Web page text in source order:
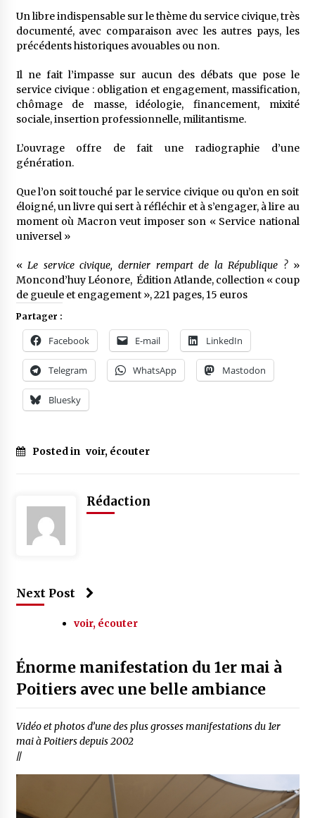
Un libre indispensable sur le thème du service civique, très
documenté, avec comparaison avec les autres pays, les
précédents historiques avouables ou non.
Il ne fait l’impasse sur aucun des débats que pose le
service civique : obligation et engagement, massification,
chômage de masse, idéologie, financement, mixité
sociale, insertion professionnelle, militantisme.
L’ouvrage offre de fait une radiographie d’une
génération.
Que l’on soit touché par le service civique ou qu’on en soit
éloigné, un livre qui sert à réfléchir et à s’engager, à lire au
moment où Macron veut imposer son « Service national
universel »
« Le service civique, dernier rempart de la République ?»
Moncond’huy Léonore, Édition Atlande, collection « coup
de gueule et engagement », 221 pages, 15 euros
Partager :
Facebook E-mail LinkedIn
Telegram WhatsApp Mastodon
Bluesky
Posted in voir, écouter
Rédaction
Next Post
voir, écouter
Énorme manifestation du 1er mai à
Poitiers avec une belle ambiance
Vidéo et photos d’une des plus grosses manifestations du 1er
mai à Poitiers depuis 2002
//